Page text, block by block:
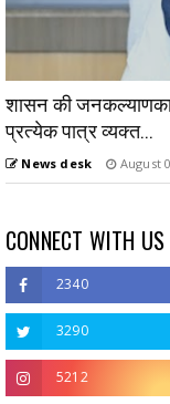
शासन की
प्रत्येक पात्र व्यक्त...
News desk August
CONNECT WITH US
2340
3290
5212